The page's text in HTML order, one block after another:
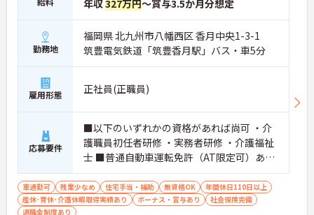
年収327万円～賞与3.5か月分想定
勤務地
福岡県 北九州市八幡西区 香月中央1-3-1
筑豊電気鉄道「筑豊香月駅」バス・車5分
雇用形態 正社員(正職員)
応募要件
■以下のいずれかの資格があれば尚可 ・介
護職員初任者研修 ・実務者研修 ・介護福祉
士 ■普通自動車運転免許（AT限定可）あれ
ば尚可 ■介護職の経験があれば尚可
車通勤可 残業少なめ 住宅手当・補助 無資格OK
年間休日110日以上
産休･育休･介護休暇取得実績あり
ボーナス・賞与あり
社会保険完備
退職金制度あり